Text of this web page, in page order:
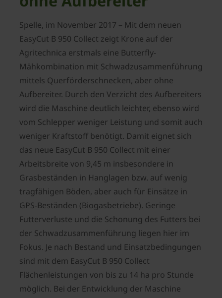
Spelle, im November 2017 – Mit dem neuen
EasyCut B 950 Collect zeigt Krone auf der
Agritechnica erstmals eine Butterfly-
Mähkombination mit Schwadzusammenführung
mittels Querförderschnecken, aber ohne
Aufbereiter. Durch den Verzicht des Aufbereiters
wird die Maschine deutlich leichter, ebenso wird
vom Schlepper weniger Leistung und somit auch
weniger Kraftstoff benötigt. Damit eignet sich
das neue EasyCut B 950 Collect mit einer
Arbeitsbreite von 9,45 m insbesondere in
Grasbeständen in Hanglagen bzw. auf wenig
tragfähigen Böden, aber auch für Einsätze in
GPS-Beständen (Biogasbetriebe). Geringe
Futterverluste und die Schonung des Futters bei
der Schwadzusammenführung liegen hier im
Fokus. Je nach Bestand und Einsatzbedingungen
sind mit dem EasyCut B 950 Collect
Flächenleistungen von bis zu 14 ha pro Stunde
möglich. Bei der Entwicklung der Maschine